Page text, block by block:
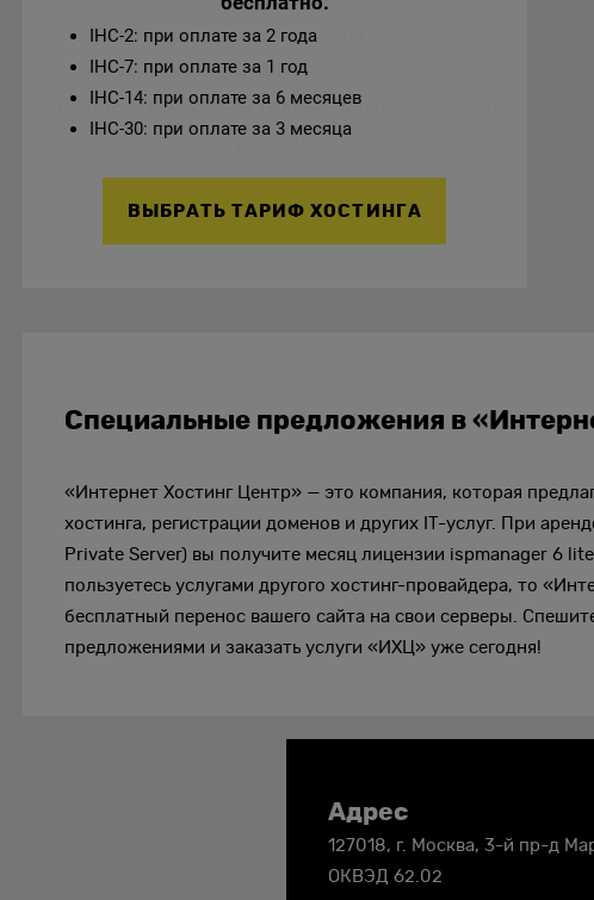
После проверки отзыва мы добавим
бонусные средства на ваш аккаунт для
продления любых активных услуг на 1 месяц
(максимум 1000 рублей).
IHC-2: при оплате за 2 года
IHC-7: при оплате за 1 год
IHC-14: при оплате за 6 месяцев
IHC-30: при оплате за 3 месяца
ВЫБРАТЬ ТАРИФ ХОСТИНГА
Специальные предложения в
«Интернет Хостинг Центр» — это компания, которая
хостинга, регистрации доменов и других IT-услуг. При
Private Server) вы получите месяц лицензии ispmanager 6
пользуетесь услугами другого хостинг-провайдера, то
бесплатный перенос вашего сайта на свои серверы.
предложениями и заказать услуги «ИХЦ» уже сегодня!
Контакты
Адрес
127018, г. Москва, 3-й пр-д
ОКВЭД 62.02